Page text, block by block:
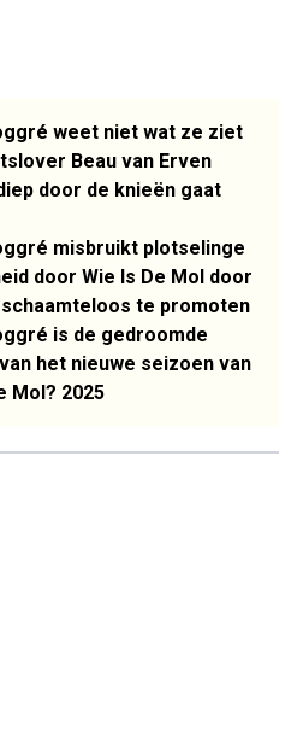
weet niet wat ze ziet
Beau van Erven
door de knieën gaat
misbruikt plotselinge
door Wie Is De Mol door
te promoten
is de gedroomde
het nieuwe seizoen van
Mol? 2025